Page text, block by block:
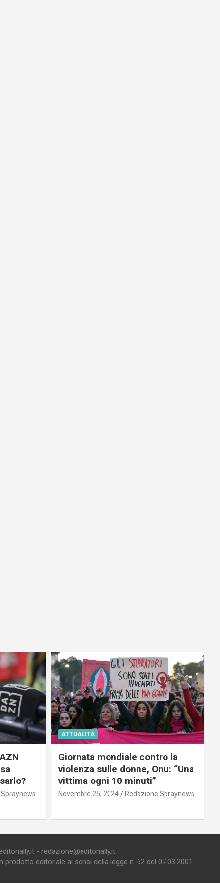
ATTUALITÀ
Giornata mondiale contro la
violenza sulle donne, Onu: “Una
vittima ogni 10 minuti”
Novembre 25, 2024 Redazione Spraynews
- redazione@editorially.it
editoriale ai sensi della legge n. 62 del 07.03.2001